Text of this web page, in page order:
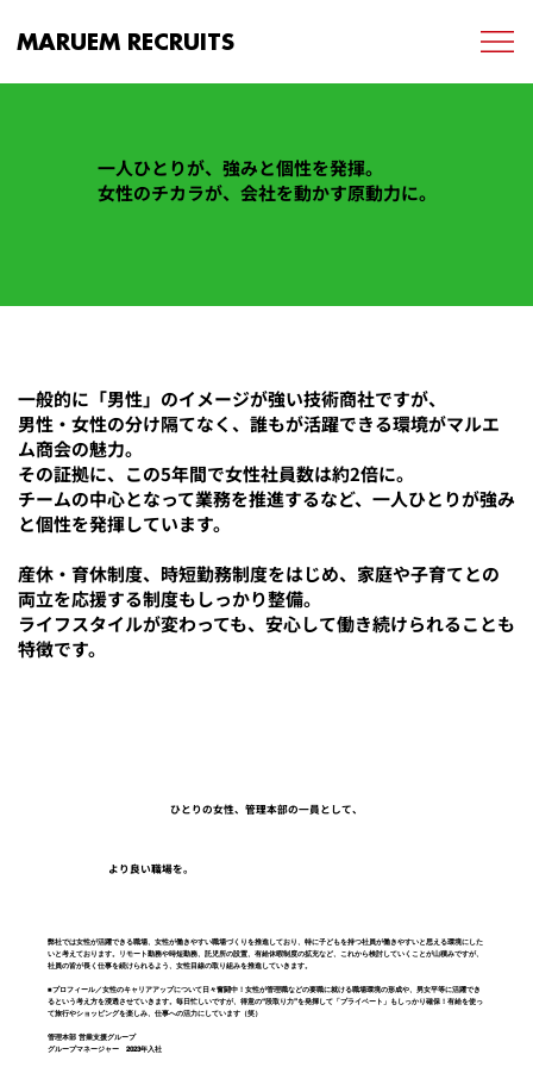
MARUEM RECRUITS
一人ひとりが、強みと個性を発揮。
女性のチカラが、会社を動かす原動力に。
一般的に「男性」のイメージが強い技術商社ですが、
男性・女性の分け隔てなく、誰もが活躍できる環境がマルエ
ム商会の魅力。
その証拠に、この5年間で女性社員数は約2倍に。
チームの中心となって業務を推進するなど、一人ひとりが強み
と個性を発揮しています。
産休・育休制度、時短勤務制度をはじめ、家庭や子育てとの
両立を応援する制度もしっかり整備。
ライフスタイルが変わっても、安心して働き続けられることも
特徴です。
ひとりの女性、管理本部の一員として、
より良い職場を。
弊社では女性が活躍できる職場、女性が働きやすい職場づくりを推進しており、特に子どもを持つ社員が働きやすいと思える環境にした
いと考えております。リモート勤務や時短勤務、託児所の設置、有給休暇制度の拡充など、これから検討していくことが山積みですが、
社員の皆が長く仕事を続けられるよう、女性目線の取り組みを推進していきます。
■プロフィール／女性のキャリアアップについて日々奮闘中！女性が管理職などの要職に就ける職場環境の形成や、男女平等に活躍でき
るという考え方を浸透させていきます。毎日忙しいですが、得意の“段取り力”を発揮して「プライベート」もしっかり確保！有給を使っ
て旅行やショッピングを楽しみ、仕事への活力にしています（笑）
管理本部 営業支援グループ
グループマネージャー 2023年入社